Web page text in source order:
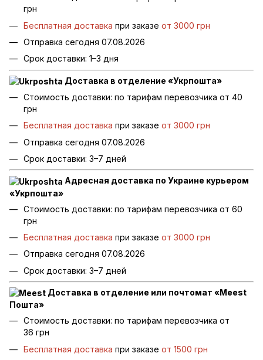
грн
Бесплатная доставка при заказе от 3000 грн
Отправка сегодня 07.08.2026
Срок доставки: 1–3 дня
Доставка в отделение «Укрпошта»
Стоимость доставки: по тарифам перевозчика от 40
грн
Бесплатная доставка при заказе от 3000 грн
Отправка сегодня 07.08.2026
Срок доставки: 3–7 дней
Адресная доставка по Украине курьером
«Укрпошта»
Стоимость доставки: по тарифам перевозчика от 60
грн
Бесплатная доставка при заказе от 3000 грн
Отправка сегодня 07.08.2026
Срок доставки: 3–7 дней
Доставка в отделение или почтомат «Meest
Пошта»
Стоимость доставки: по тарифам перевозчика от
36 грн
Бесплатная доставка при заказе от 1500 грн